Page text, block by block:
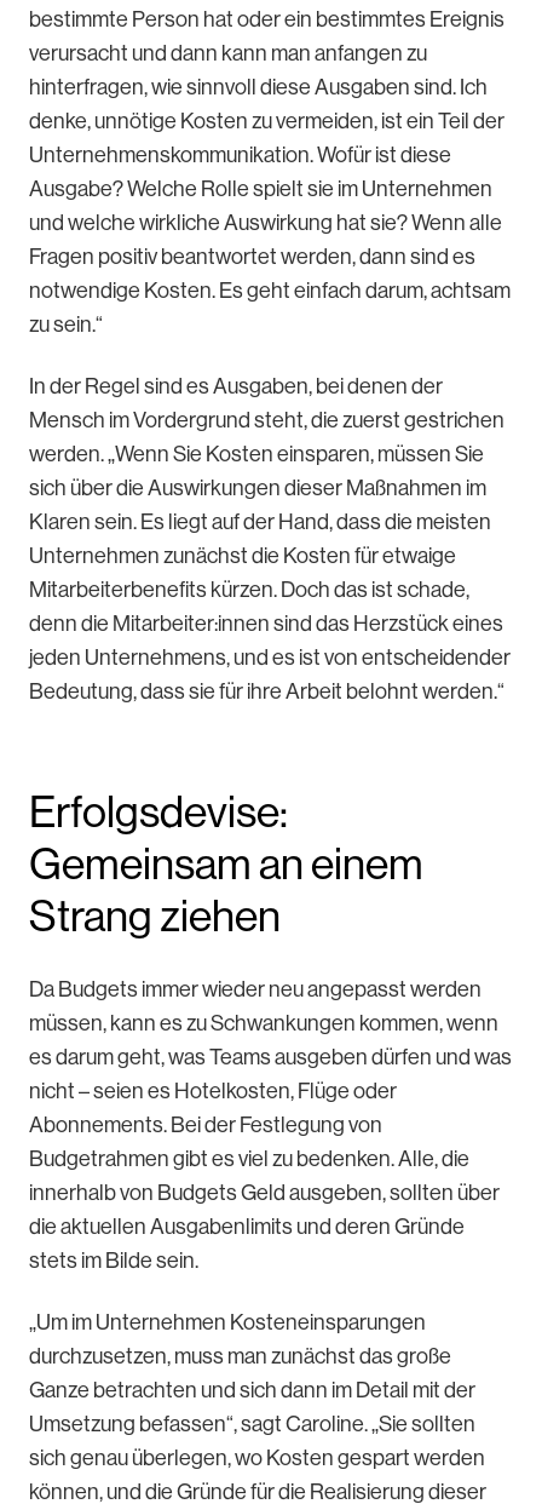
bestimmte Person hat oder ein bestimmtes Ereignis
verursacht und dann kann man anfangen zu
hinterfragen, wie sinnvoll diese Ausgaben sind. Ich
denke, unnötige Kosten zu vermeiden, ist ein Teil der
Unternehmenskommunikation. Wofür ist diese
Ausgabe? Welche Rolle spielt sie im Unternehmen
und welche wirkliche Auswirkung hat sie? Wenn alle
Fragen positiv beantwortet werden, dann sind es
notwendige Kosten. Es geht einfach darum, achtsam
zu sein.“
In der Regel sind es Ausgaben, bei denen der
Mensch im Vordergrund steht, die zuerst gestrichen
werden. „Wenn Sie Kosten einsparen, müssen Sie
sich über die Auswirkungen dieser Maßnahmen im
Klaren sein. Es liegt auf der Hand, dass die meisten
Unternehmen zunächst die Kosten für etwaige
Mitarbeiterbenefits kürzen. Doch das ist schade,
denn die Mitarbeiter:innen sind das Herzstück eines
jeden Unternehmens, und es ist von entscheidender
Bedeutung, dass sie für ihre Arbeit belohnt werden.“
Erfolgsdevise:
Gemeinsam an einem
Strang ziehen
Da Budgets immer wieder neu angepasst werden
müssen, kann es zu Schwankungen kommen, wenn
es darum geht, was Teams ausgeben dürfen und was
nicht – seien es Hotelkosten, Flüge oder
Abonnements. Bei der Festlegung von
Budgetrahmen gibt es viel zu bedenken. Alle, die
innerhalb von Budgets Geld ausgeben, sollten über
die aktuellen Ausgabenlimits und deren Gründe
stets im Bilde sein.
„Um im Unternehmen Kosteneinsparungen
durchzusetzen, muss man zunächst das große
Ganze betrachten und sich dann im Detail mit der
Umsetzung befassen“, sagt Caroline. „Sie sollten
sich genau überlegen, wo Kosten gespart werden
können, und die Gründe für die Realisierung dieser